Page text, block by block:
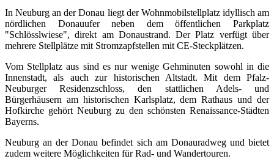
In Neuburg an der Donau liegt der Wohnmobilstellplatz idyllisch am
nördlichen Donauufer neben dem öffentlichen Parkplatz
"Schlösslwiese", direkt am Donaustrand. Der Platz verfügt über
mehrere Stellplätze mit Stromzapfstellen mit CE-Steckplätzen.
Vom Stellplatz aus sind es nur wenige Gehminuten sowohl in die
Innenstadt, als auch zur historischen Altstadt. Mit dem Pfalz-
Neuburger Residenzschloss, den stattlichen Adels- und
Bürgerhäusern am historischen Karlsplatz, dem Rathaus und der
Hofkirche gehört Neuburg zu den schönsten Renaissance-Städten
Bayerns.
Neuburg an der Donau befindet sich am Donauradweg und bietet
zudem weitere Möglichkeiten für Rad- und Wandertouren.